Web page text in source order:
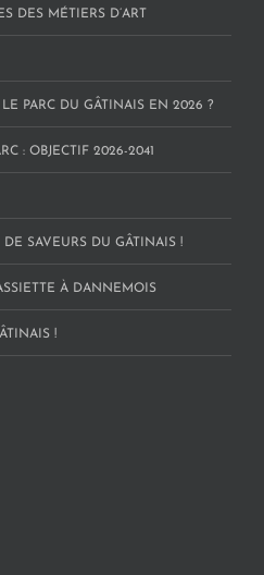
DES MÉTIERS D’ART
PARC DU GÂTINAIS EN 2026 ?
: OBJECTIF 2026-2041
SAVEURS DU GÂTINAIS !
À DANNEMOIS
!